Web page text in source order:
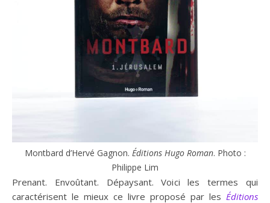
Montbard d’Hervé Gagnon. Éditions Hugo Roman. Photo :
Philippe Lim
Prenant. Envoûtant. Dépaysant. Voici les termes qui
caractérisent le mieux ce livre proposé par les Éditions